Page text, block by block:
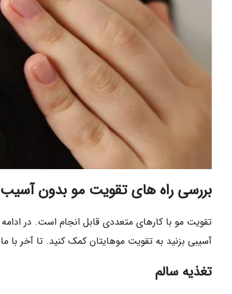
بررسی راه های تقویت مو بدون
تقویت مو با کارهای متعددی قابل انجام است. در
آسیبی بزنید به تقویت موهایتان کمک کنید. تا آخر با
تغذیه سالم